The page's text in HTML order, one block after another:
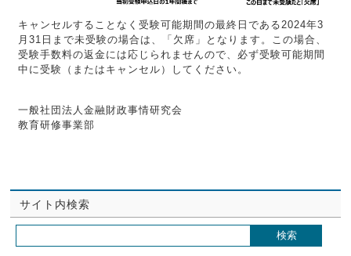
キャンセルすることなく受験可能期間の最終日である2024年3
月31日まで未受験の場合は、「欠席」となります。この場合、
受験手数料の返金には応じられませんので、必ず受験可能期間
中に受験（またはキャンセル）してください。
一般社団法人金融財政事情研究会
教育研修事業部
サイト内検索